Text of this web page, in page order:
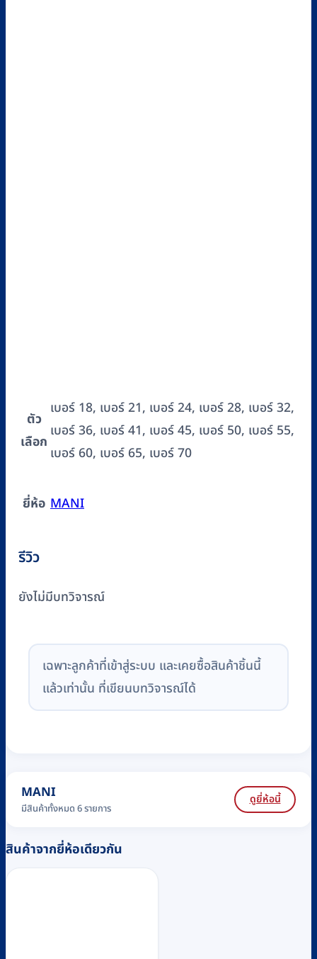
ตัว
เลือก
เบอร์ 18, เบอร์ 21, เบอร์ 24, เบอร์ 28, เบอร์ 32,
เบอร์ 36, เบอร์ 41, เบอร์ 45, เบอร์ 50, เบอร์ 55,
เบอร์ 60, เบอร์ 65, เบอร์ 70
ยี่ห้อ MANI
รีวิว
ยังไม่มีบทวิจารณ์
เฉพาะลูกค้าที่เข้าสู่ระบบ และเคยซื้อสินค้าชิ้นนี้
แล้วเท่านั้น ที่เขียนบทวิจารณ์ได้
MANI
มีสินค้าทั้งหมด 6 รายการ
ดูยี่ห้อนี้
สินค้าจากยี่ห้อเดียวกัน